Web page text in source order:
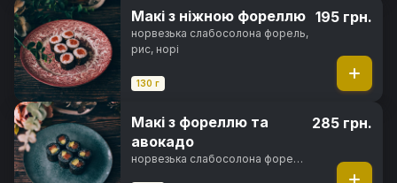
Макі з ніжною фореллю
норвезька слабосолона форель,
рис, норі
130 г
195 грн.
Макі з фореллю та
авокадо
норвезька слабосолона форель,
285 грн.